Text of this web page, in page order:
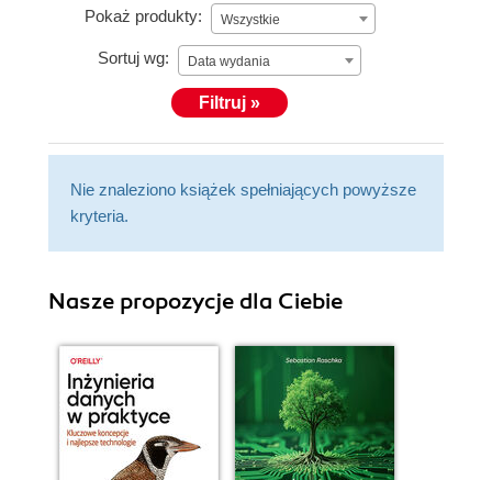
Pokaż produkty: Wszystkie
Sortuj wg: Data wydania
Filtruj »
Nie znaleziono książek spełniających powyższe
kryteria.
Nasze propozycje dla Ciebie